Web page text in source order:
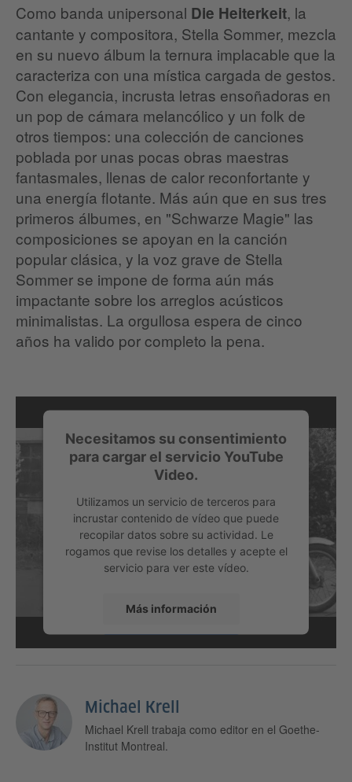
Como banda unipersonal Die Heiterkeit, la
cantante y compositora, Stella Sommer, mezcla
en su nuevo álbum la ternura implacable que la
caracteriza con una mística cargada de gestos.
Con elegancia, incrusta letras ensoñadoras en
un pop de cámara melancólico y un folk de
otros tiempos: una colección de canciones
poblada por unas pocas obras maestras
fantasmales, llenas de calor reconfortante y
una energía flotante. Más aún que en sus tres
primeros álbumes, en "Schwarze Magie" las
composiciones se apoyan en la canción
popular clásica, y la voz grave de Stella
Sommer se impone de forma aún más
impactante sobre los arreglos acústicos
minimalistas. La orgullosa espera de cinco
años ha valido por completo la pena.
Necesitamos su consentimiento
para cargar el servicio YouTube
Video.
Utilizamos un servicio de terceros para
incrustar contenido de vídeo que puede
recopilar datos sobre su actividad. Le
rogamos que revise los detalles y acepte el
servicio para ver este vídeo.
Más información
Aceptar
Alemania Medios Pop
Michael Krell
Michael Krell trabaja como editor en el Goethe-
Institut Montreal.